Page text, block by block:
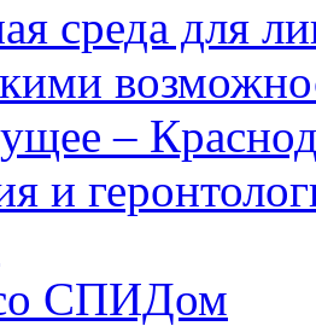
среда для
–
и
СПИДом